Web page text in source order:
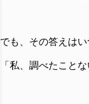
でも、その答えはい
「私、調べたことな